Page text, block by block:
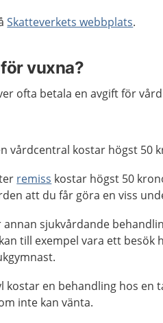
Skatteverkets webbplats.
vuxna?
ofta betala en avgift för
vårdcentral kostar högst 50
remiss kostar högst 50
att du får göra en viss
annan sjukvårdande
till exempel vara ett besök
kostar en behandling hos en
inte kan vänta.